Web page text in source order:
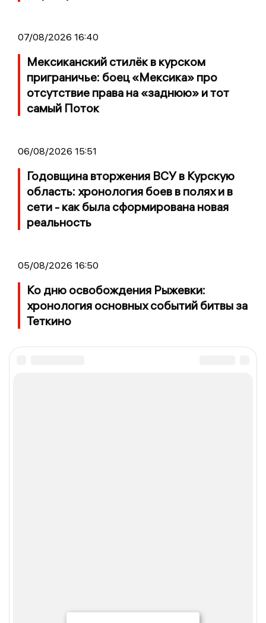
07/08/2026 16:40
Мексиканский стилёк в курском
приграничье: боец «Мексика» про
отсутствие права на «заднюю» и тот
самый Поток
06/08/2026 15:51
Годовщина вторжения ВСУ в Курскую
область: хронология боев в полях и в
сети - как была сформирована новая
реальность
05/08/2026 16:50
Ко дню освобождения Рыжевки:
хронология основных событий битвы за
Теткино